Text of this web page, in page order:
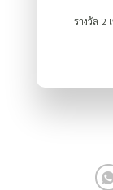
รางวัล 2